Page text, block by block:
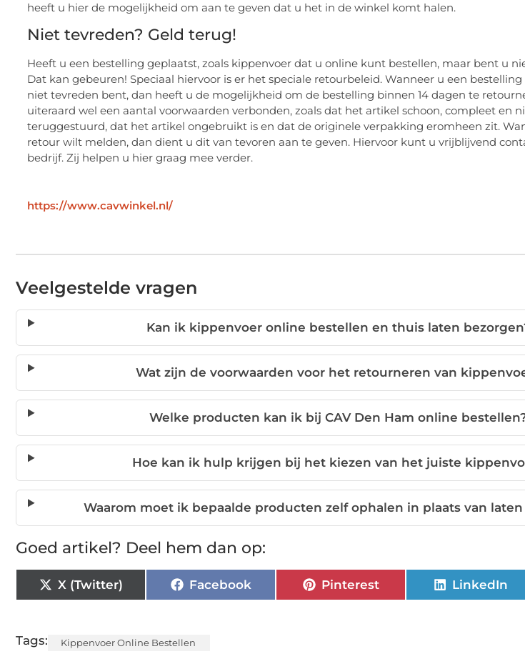
heeft u hier de mogelijkheid om aan te geven dat u het in de winkel komt halen.
Niet tevreden? Geld terug!
Heeft u een bestelling geplaatst, zoals kippenvoer dat u online kunt bestellen, maar bent u
Dat kan gebeuren! Speciaal hiervoor is er het speciale retourbeleid. Wanneer u een
niet tevreden bent, dan heeft u de mogelijkheid om de bestelling binnen 14 dagen te
uiteraard wel een aantal voorwaarden verbonden, zoals dat het artikel schoon, compleet en
teruggestuurd, dat het artikel ongebruikt is en dat de originele verpakking eromheen zit.
retour wilt melden, dan dient u dit van tevoren aan te geven. Hiervoor kunt u vrijblijvend
bedrijf. Zij helpen u hier graag mee verder.
https://www.cavwinkel.nl/
Veelgestelde vragen
Kan ik kippenvoer online bestellen en thuis laten
Wat zijn de voorwaarden voor het retourneren van
Welke producten kan ik bij CAV Den Ham online
Hoe kan ik hulp krijgen bij het kiezen van het juiste
Waarom moet ik bepaalde producten zelf ophalen in plaats van laten
Goed artikel? Deel hem dan op:
X (Twitter) Facebook Pinterest LinkedIn
Tags: Kippenvoer Online Bestellen